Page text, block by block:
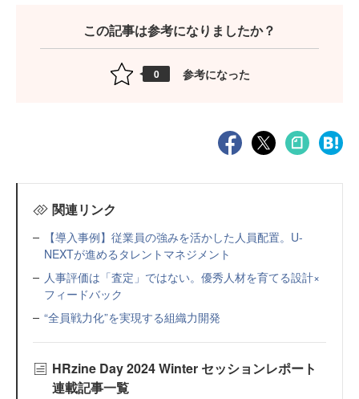
この記事は参考になりましたか？
0 参考になった
関連リンク
【導入事例】従業員の強みを活かした人員配置。U-
NEXTが進めるタレントマネジメント
人事評価は「査定」ではない。優秀人材を育てる設計×
フィードバック
“全員戦力化”を実現する組織力開発
HRzine Day 2024 Winter セッションレポート
連載記事一覧